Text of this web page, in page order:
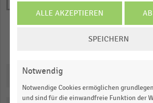
ALLE AKZEPTIEREN
SPEICHERN
Notwendig
Notwendige Cookies ermöglichen
und sind für die einwandfreie Funktion der